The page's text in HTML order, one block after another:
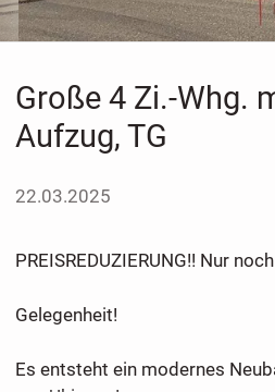
Große 4 Zi.-Whg.
Aufzug, TG
22.03.2025
PREISREDUZIERUNG!! Nur
Gelegenheit!
Es entsteht ein modernes